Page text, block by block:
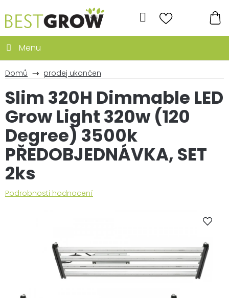
na
obsah
Hledat
Domů prodej ukončen
Slim 320H Dimmable LED
Grow Light 320w (120
Degree) 3500k
PŘEDOBJEDNÁVKA, SET
2ks
Průměrné
Podrobnosti hodnocení